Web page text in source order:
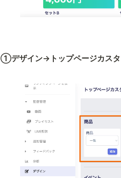
①デザイン→トップページカス